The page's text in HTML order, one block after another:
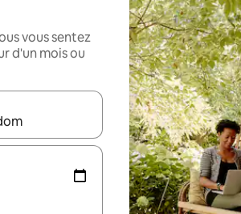
vous sentez
d'un mois ou
les flèches vers le haut et vers le bas